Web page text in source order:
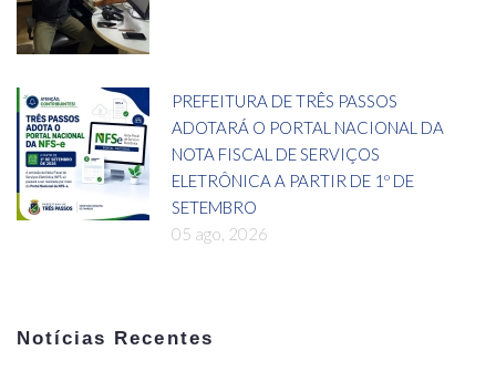
PREFEITURA DE TRÊS PASSOS
ADOTARÁ O PORTAL NACIONAL DA
NOTA FISCAL DE SERVIÇOS
ELETRÔNICA A PARTIR DE 1º DE
SETEMBRO
05 ago, 2026
Notícias Recentes